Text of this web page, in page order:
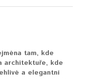
tam, kde
architektuře, kde
a elegantní